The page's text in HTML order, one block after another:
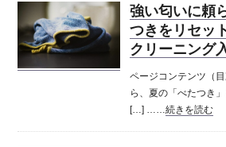
強い匂いに頼
つきをリセッ
クリーニング
ページコンテンツ（
ら、夏の「べたつき
[…] ……続きを読む